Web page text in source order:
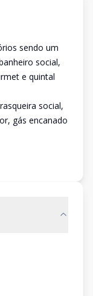
sendo um
social,
e quintal
social,
gás encanado